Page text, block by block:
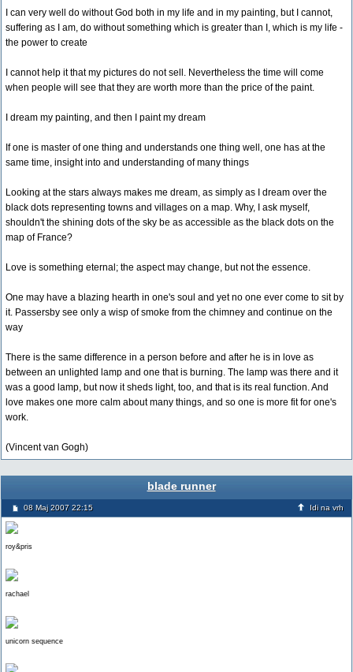
I can very well do without God both in my life and in my painting, but I cannot,
suffering as I am, do without something which is greater than I, which is my life -
the power to create
I cannot help it that my pictures do not sell. Nevertheless the time will come
when people will see that they are worth more than the price of the paint.
I dream my painting, and then I paint my dream
If one is master of one thing and understands one thing well, one has at the
same time, insight into and understanding of many things
Looking at the stars always makes me dream, as simply as I dream over the
black dots representing towns and villages on a map. Why, I ask myself,
shouldn't the shining dots of the sky be as accessible as the black dots on the
map of France?
Love is something eternal; the aspect may change, but not the essence.
One may have a blazing hearth in one's soul and yet no one ever come to sit by
it. Passersby see only a wisp of smoke from the chimney and continue on the
way
There is the same difference in a person before and after he is in love as
between an unlighted lamp and one that is burning. The lamp was there and it
was a good lamp, but now it sheds light, too, and that is its real function. And
love makes one more calm about many things, and so one is more fit for one's
work.
(Vincent van Gogh)
blade runner
08 Maj 2007 22:15 Idi na vrh
roy&pris
rachael
unicorn sequence